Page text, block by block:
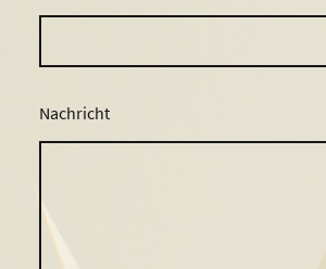
Nachricht